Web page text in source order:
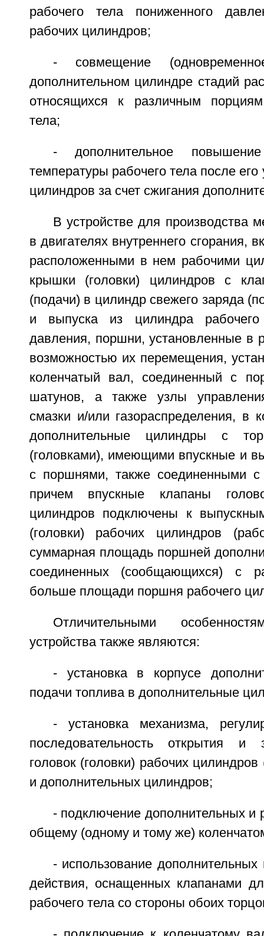
рабочего тела пониженного
рабочих цилиндров;
- совмещение
дополнительном цилиндре стадий
относящихся к различным
тела;
- дополнительное
температуры рабочего тела после
цилиндров за счет сжигания
В устройстве для производства
в двигателях внутреннего сгорания,
расположенными в нем рабочими
крышки (головки) цилиндров с
(подачи) в цилиндр свежего заряда
и выпуска из цилиндра рабочего
давления, поршни, установленные в
возможностью их перемещения,
коленчатый вал, соединенный с
шатунов, а также узлы
смазки и/или газораспределения, в
дополнительные цилиндры с
(головками), имеющими впускные и
с поршнями, также соединенными
причем впускные клапаны
цилиндров подключены к
(головки) рабочих цилиндров
суммарная площадь поршней
соединенных (сообщающихся) с
больше площади поршня рабочего
Отличительными
устройства также являются:
- установка в корпусе
подачи топлива в дополнительные
- установка механизма,
последовательность открытия и
головок (головки) рабочих
и дополнительных цилиндров;
- подключение дополнительных и
общему (одному и тому же)
- использование
действия, оснащенных клапанами
рабочего тела со стороны обоих